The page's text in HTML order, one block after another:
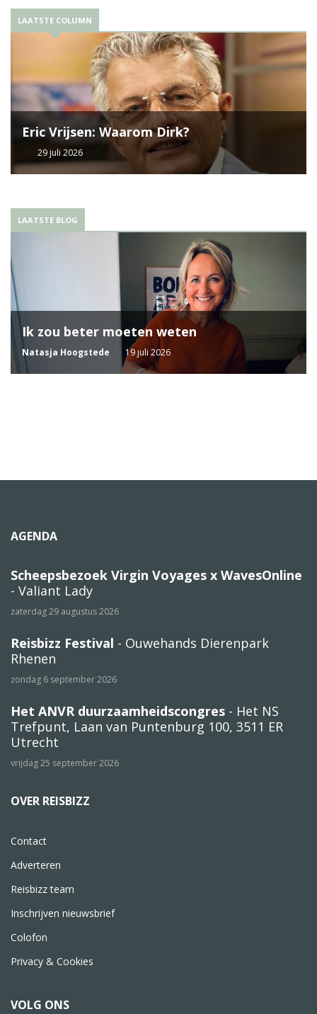
LAATSTE COLUMN
Eric Vrijsen: Waarom Dirk?
29 juli 2026
LAATSTE BLOG
Ik zou beter moeten weten
Natasja Hoogstede 19 juli 2026
AGENDA
Scheepsbezoek Virgin Voyages x WavesOnline
- Valiant Lady
zaterdag 29 augustus 2026
Reisbizz Festival - Ouwehands Dierenpark
Rhenen
zondag 6 september 2026
Het ANVR duurzaamheidscongres - Het NS
Trefpunt, Laan van Puntenburg 100, 3511 ER
Utrecht
vrijdag 25 september 2026
OVER REISBIZZ
Contact
Adverteren
Reisbizz team
Inschrijven nieuwsbrief
Colofon
Privacy & Cookies
VOLG ONS